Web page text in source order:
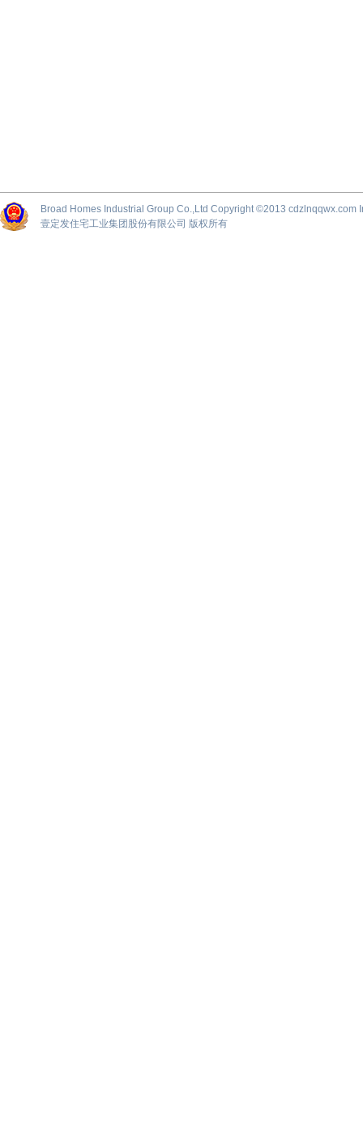
Broad Homes Industrial Group Co.,Ltd Copyright ©2013 cdzlnqqwx.com
壹定发住宅工业集团股份有限公司 版权所有